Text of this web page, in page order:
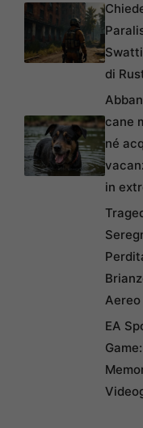
di
cane
né
in
Aereo
EA